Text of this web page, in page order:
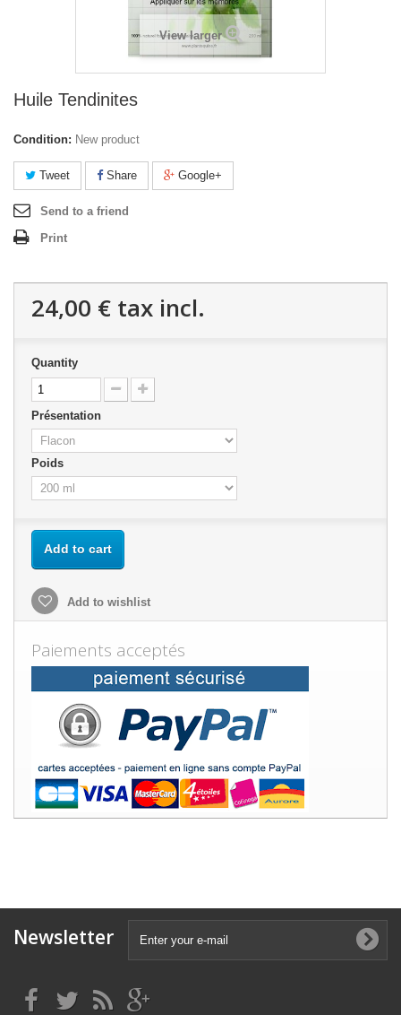
View larger
Huile Tendinites
Condition: New product
Tweet Share Google+
Send to a friend
Print
24,00 € tax incl.
Quantity
Présentation
Poids
Add to cart
Add to wishlist
Paiements acceptés
Newsletter